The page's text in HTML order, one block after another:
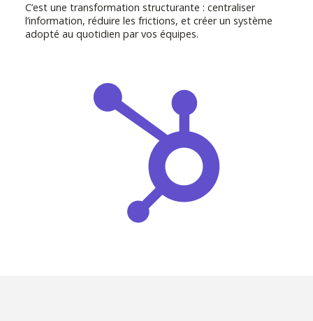
C’est une transformation structurante : centraliser
l’information, réduire les frictions, et créer un système
adopté au quotidien par vos équipes.